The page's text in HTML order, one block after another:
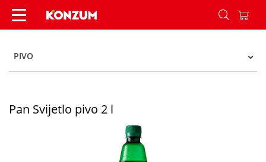
Pan Svijetlo pivo 2 l - Konzum
PIVO
Pan Svijetlo pivo 2 l